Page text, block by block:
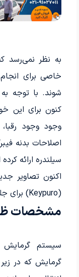
به نظر نمی‌رسد
خاصی برای
شوند. با توجه
کنون برای این
سیلندره ارائه
اکنون تصاویر
(Keypuro) برای جلب توجه رسانه‌ها منتشر شده است.
مشخصات
سیستم
گرمایش که در